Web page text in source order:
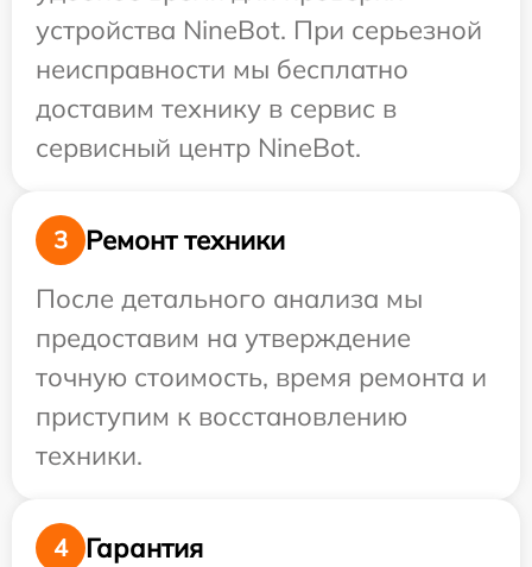
устройства NineBot. При серьезной
неисправности мы бесплатно
доставим технику в сервис в
сервисный центр NineBot.
3
Ремонт техники
После детального анализа мы
предоставим на утверждение
точную стоимость, время ремонта и
приступим к восстановлению
техники.
4 Гарантия